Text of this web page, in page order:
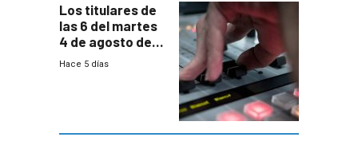
Los titulares de
las 6 del martes
4 de agosto de
2026
Hace 5 días